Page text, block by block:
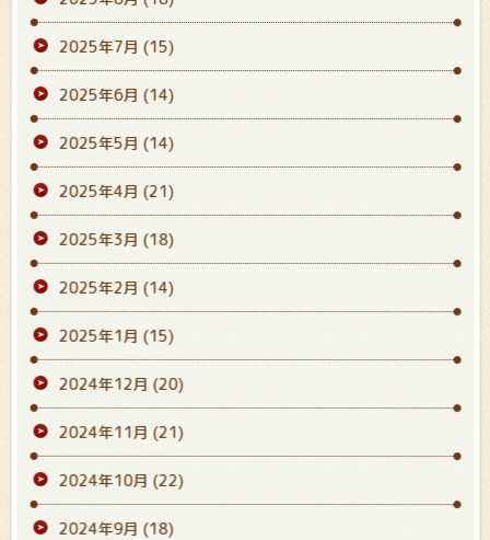
2025年7月 (15)
2025年6月 (14)
2025年5月 (14)
2025年4月 (21)
2025年3月 (18)
2025年2月 (14)
2025年1月 (15)
2024年12月 (20)
2024年11月 (21)
2024年10月 (22)
2024年9月 (18)